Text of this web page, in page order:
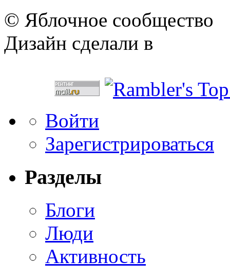
© Яблочное сообщество
Дизайн сделали в
Войти
Зарегистрироваться
Разделы
Блоги
Люди
Активность